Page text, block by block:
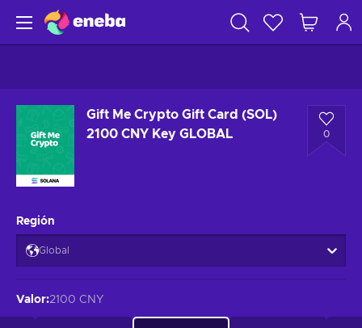
Gift Me Crypto Gift Card (SOL)
2100 CNY Key GLOBAL
0
Región
Global
Valor:2100 CNY